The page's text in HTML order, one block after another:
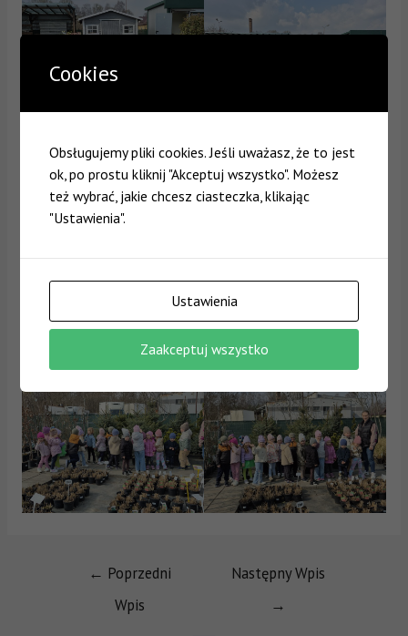
← Poprzedni
Wpis
Następny Wpis
→
Cookies
Obsługujemy pliki cookies. Jeśli uważasz, że to jest
ok, po prostu kliknij "Akceptuj wszystko". Możesz
też wybrać, jakie chcesz ciasteczka, klikając
"Ustawienia".
Ustawienia
Zaakceptuj wszystko